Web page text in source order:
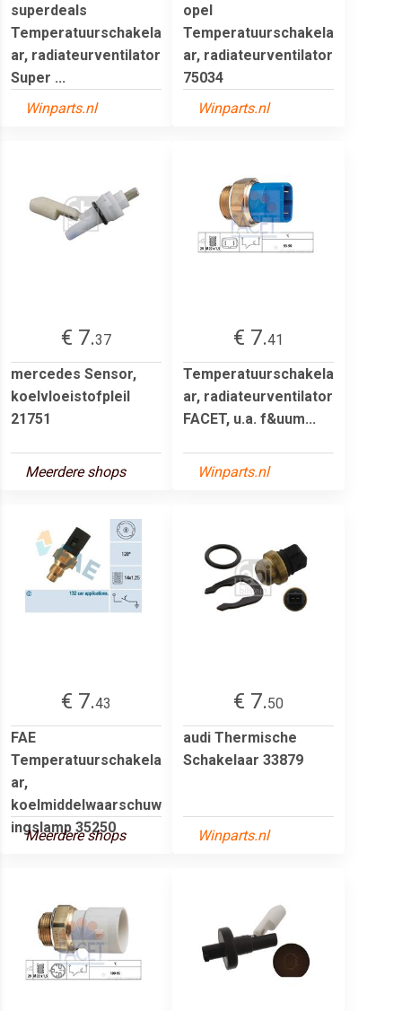
superdeals
Temperatuurschakela
ar, radiateurventilator
Super ...
Winparts.nl
opel
Temperatuurschakela
ar, radiateurventilator
75034
Winparts.nl
€ 7.37
mercedes Sensor,
koelvloeistofpleil
21751
Meerdere shops
€ 7.41
Temperatuurschakela
ar, radiateurventilator
FACET, u.a. f&uum...
Winparts.nl
€ 7.43
FAE
Temperatuurschakela
ar,
koelmiddelwaarschuw
ingslamp 35250
Meerdere shops
€ 7.50
audi Thermische
Schakelaar 33879
Winparts.nl